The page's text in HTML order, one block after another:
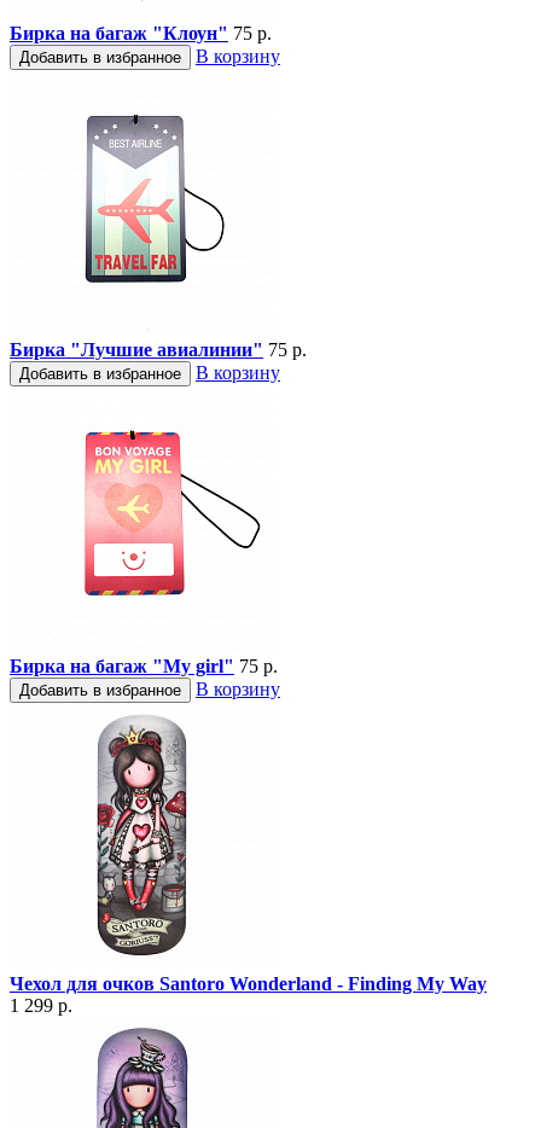
Бирка на багаж "Клоун" 75 р.
Добавить в избранное В корзину
Бирка "Лучшие авиалинии" 75 р.
Добавить в избранное В корзину
Бирка на багаж "My girl" 75 р.
Добавить в избранное В корзину
Чехол для очков Santoro Wonderland - Finding My Way
1 299 р.